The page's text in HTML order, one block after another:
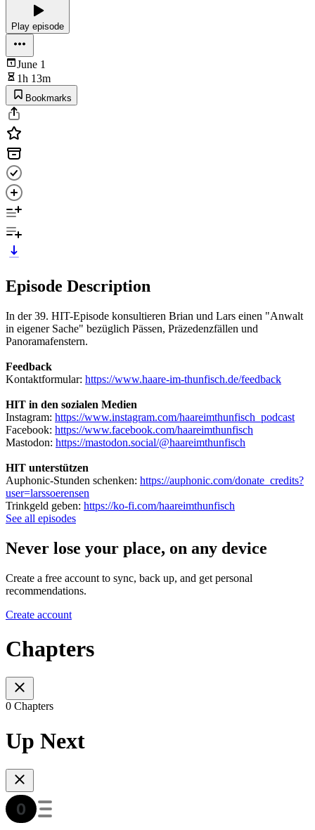
Play episode
June 1
1h 13m
Bookmarks
Episode Description
In der 39. HIT-Episode konsultieren Brian und Lars einen "Anwalt
in eigener Sache" bezüglich Pässen, Präzedenzfällen und
Panoramafenstern.
Feedback
Kontaktformular: https://www.haare-im-thunfisch.de/feedback
HIT in den sozialen Medien
Instagram: https://www.instagram.com/haareimthunfisch_podcast
Facebook: https://www.facebook.com/haareimthunfisch
Mastodon: https://mastodon.social/@haareimthunfisch
HIT unterstützen
Auphonic-Stunden schenken: https://auphonic.com/donate_credits?
user=larssoerensen
Trinkgeld geben: https://ko-fi.com/haareimthunfisch
See all episodes
Never lose your place, on any device
Create a free account to sync, back up, and get personal
recommendations.
Create account
Chapters
0 Chapters
Up Next